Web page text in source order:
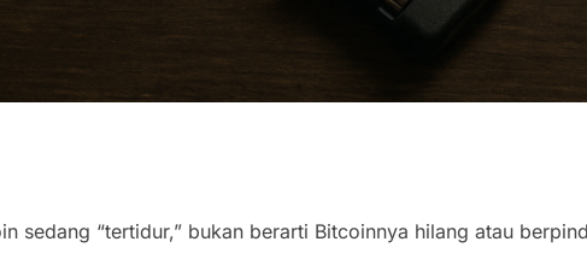
sedang “tertidur,” bukan berarti Bitcoinnya hilang atau